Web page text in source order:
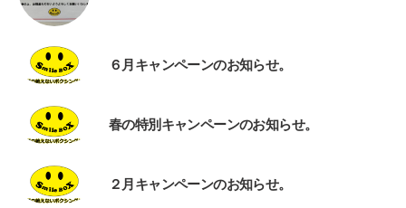
６月キャンペーンのお知らせ。
春の特別キャンペーンのお知らせ。
２月キャンペーンのお知らせ。